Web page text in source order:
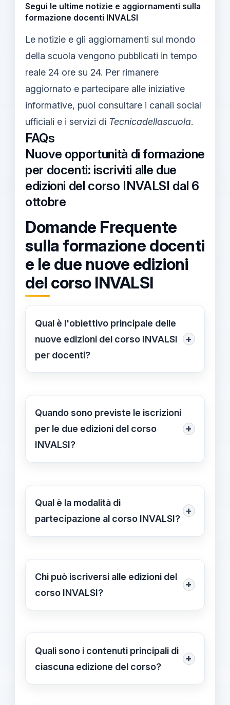
Segui le ultime notizie e aggiornamenti sulla
formazione docenti INVALSI
Le notizie e gli aggiornamenti sul mondo
della scuola vengono pubblicati in tempo
reale 24 ore su 24. Per rimanere
aggiornato e partecipare alle iniziative
informative, puoi consultare i canali social
ufficiali e i servizi di Tecnicadellascuola.
FAQs
Nuove opportunità di formazione
per docenti: iscriviti alle due
edizioni del corso INVALSI dal 6
ottobre
Domande Frequente
sulla formazione docenti
e le due nuove edizioni
del corso INVALSI
Qual è l'obiettivo principale delle
nuove edizioni del corso INVALSI
per docenti?
+
L'obiettivo principale è supportare i
INVALSI per migliorare la crescita
educativa e la gestione scolastica,
favorendo un impatto positivo
Quando sono previste le iscrizioni
per le due edizioni del corso
INVALSI?
+
Le iscrizioni per la prima edizione
mentre per la seconda edizione si
svolgeranno dal 12 al 16 gennaio
Qual è la modalità di
partecipazione al corso INVALSI?
+
Il corso si svolge interamente online,
sessioni di studio individuale e attività
asincrona, facilitando la
Chi può iscriversi alle edizioni del
corso INVALSI?
+
Il corso è rivolto principalmente ai
aperto anche a tutti i docenti di ogni
ordine e grado, con un limite di 600
Quali sono i contenuti principali di
ciascuna edizione del corso?
+
Il percorso comprende webinar